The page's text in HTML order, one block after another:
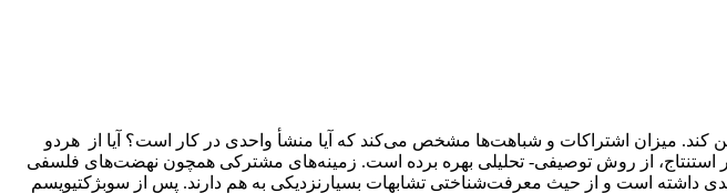
کند. میزان اشتراکات و شباهت‌ها مشخص می‌کند که آیا منشأ واحدی در کار است؟ آیا از هردو
در استنتاج، از روش توصیفی- تحلیلی بهره برده است. زمینه‌های مشترکی همچون نهضت‌های فلسفی
داشته است و از حیث معرفت‌شناختی تشابهات بسیارنزدیکی به هم دارند. پس از سوبژکتیویسم